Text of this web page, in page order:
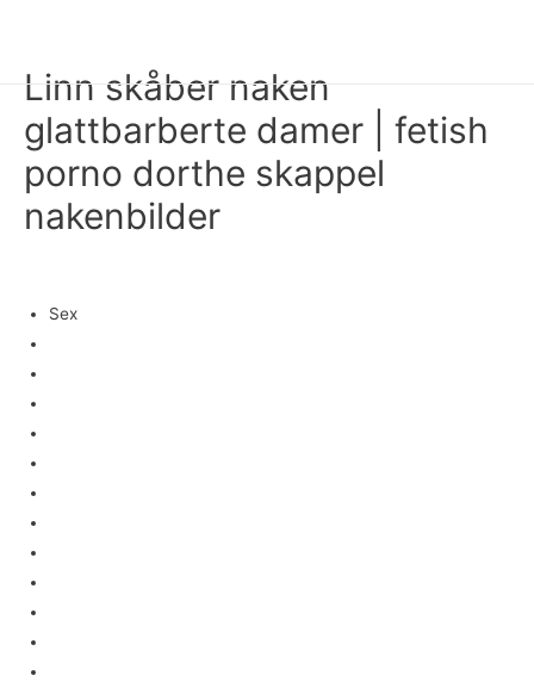
Linn skåber naken
glattbarberte damer | fetish
porno dorthe skappel
nakenbilder
Sex